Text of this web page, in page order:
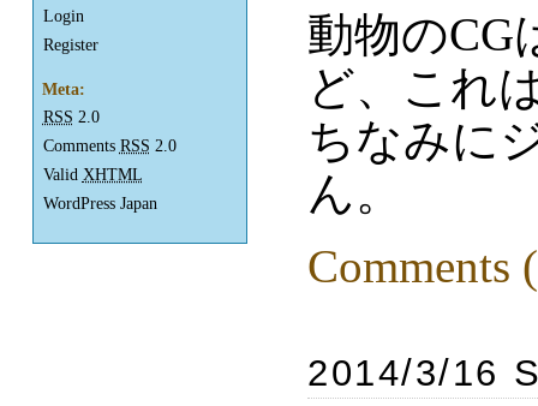
動物のCG
ど、これ
ちなみに
ん。
Comments
2014/3/16
Login
Register
Meta:
RSS 2.0
Comments RSS 2.0
Valid XHTML
WordPress Japan